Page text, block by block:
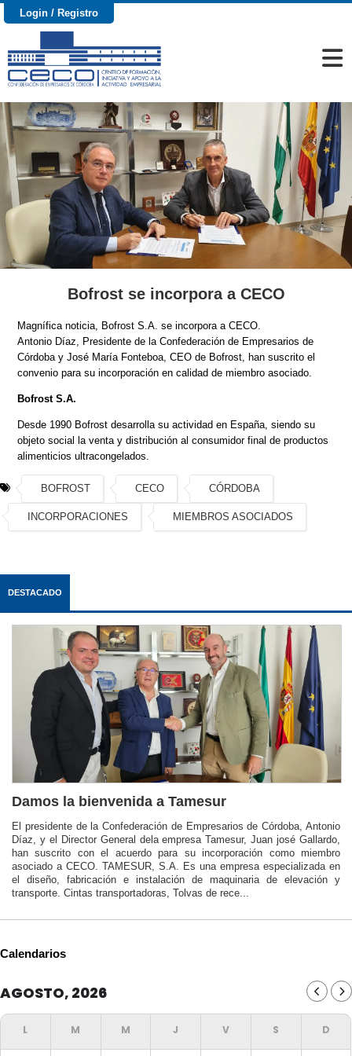
Login / Registro
Bofrost se incorpora a CECO
Magnífica noticia, Bofrost S.A. se incorpora a CECO.
Antonio Díaz, Presidente de la Confederación de Empresarios de
Córdoba y José María Fonteboa, CEO de Bofrost, han suscrito el
convenio para su incorporación en calidad de miembro asociado.
Bofrost S.A.
Desde 1990 Bofrost desarrolla su actividad en España, siendo su
objeto social la venta y distribución al consumidor final de productos
alimenticios ultracongelados.
BOFROST CECO CÓRDOBA
INCORPORACIONES MIEMBROS ASOCIADOS
DESTACADO
Damos la bienvenida a Tamesur
El presidente de la Confederación de Empresarios de Córdoba, Antonio
Díaz, y el Director General dela empresa Tamesur, Juan josé Gallardo,
han suscrito con el acuerdo para su incorporación como miembro
asociado a CECO. TAMESUR, S.A. Es una empresa especializada en
el diseño, fabricación e instalación de maquinaria de elevación y
transporte. Cintas transportadoras, Tolvas de rece...
Calendarios
AGOSTO, 2026